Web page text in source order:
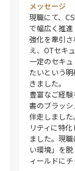
メッセージ
現職にて、
で幅広く推
強化を牽引
え、OTセキ
一定のセキ
たいという
きました。
豊富なご経
書のブラッ
伴走しまし
リティに特
ました。現
い環境」を
ィールドにチ